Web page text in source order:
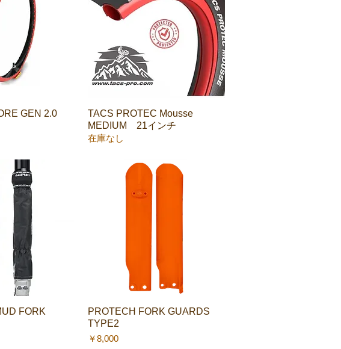
クビューGEN 2.0
クイックビュー
TACS PROTEC Mousse
MEDIUM 21インチ
在庫なし
クビュー
FORK
クイックビュー
PROTECH FORK GUARDS
TYPE2
価格
￥8,000